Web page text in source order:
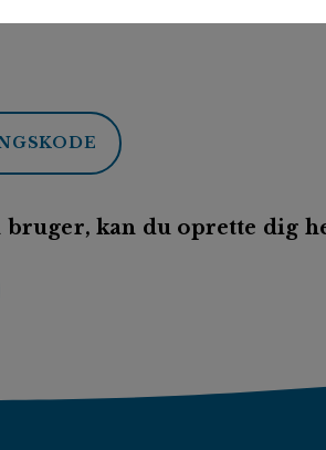
bruger, kan du oprette dig